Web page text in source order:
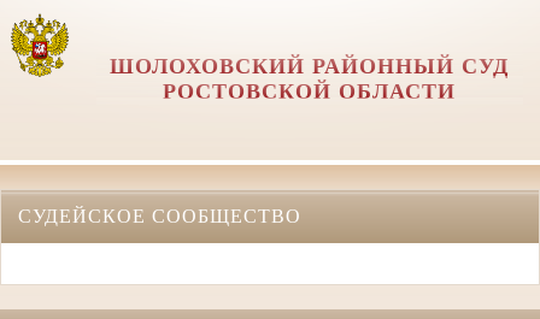
ШОЛОХОВСКИЙ РАЙОННЫЙ СУД
РОСТОВСКОЙ ОБЛАСТИ
СУДЕЙСКОЕ СООБЩЕСТВО